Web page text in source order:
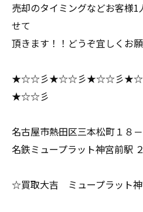
売却のタイミングなどお客様
せて
頂きます！！どうぞ宜しくお願
★☆☆彡★☆☆彡★☆☆彡
★☆☆彡
名古屋市熱田区三本松町１８
名鉄ミュープラット神宮前駅
☆買取大吉 ミュープラット